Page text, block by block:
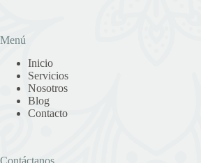
Menú
Inicio
Servicios
Nosotros
Blog
Contacto